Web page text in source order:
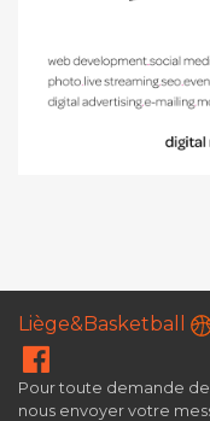
Liège&Basketball
Pour toute demande
nous envoyer votre